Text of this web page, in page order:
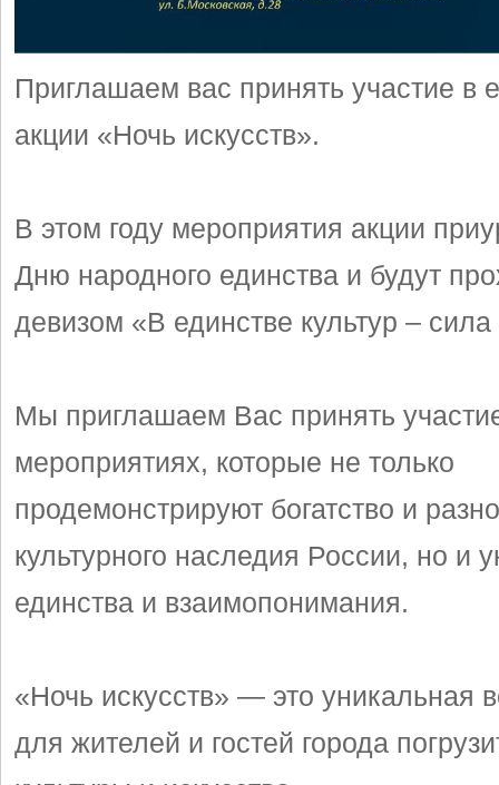
Приглашаем вас принять участие в
акции «Ночь искусств».
В этом году мероприятия акции
Дню народного единства и будут
девизом «В единстве культур –
Мы приглашаем Вас принять
мероприятиях, которые не только
продемонстрируют богатство и
культурного наследия России, но и
единства и взаимопонимания.
«Ночь искусств» — это уникальная
для жителей и гостей города